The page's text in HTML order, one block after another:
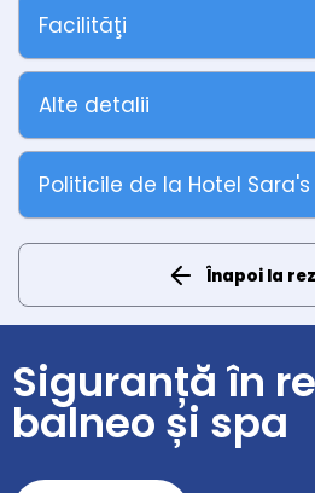
Facilităţi
Alte detalii
Politicile de la Hotel Sara's
Înapoi la
Siguranță în
balneo și spa